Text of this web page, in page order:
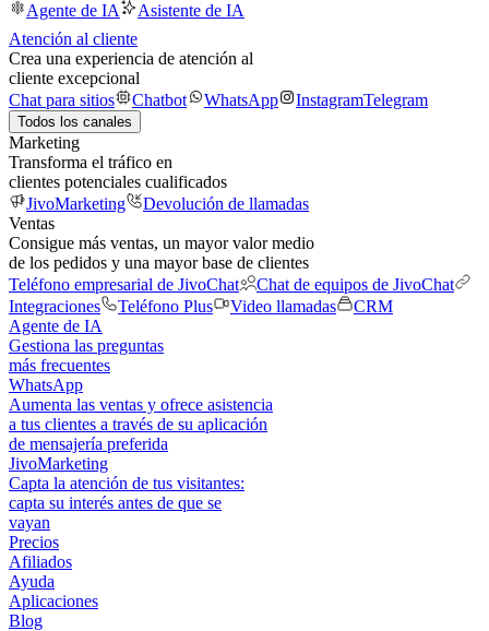
Agente de IA
Asistente de IA
Atención al cliente
Crea una experiencia de atención al
cliente excepcional
Chat para sitios
Chatbot WhatsApp InstagramTelegram
Todos los canales
Marketing
Transforma el tráfico en
clientes potenciales cualificados
JivoMarketing
Devolución de llamadas
Ventas
Consigue más ventas, un mayor valor medio
de los pedidos y una mayor base de clientes
Teléfono empresarial de JivoChat
Chat de equipos de JivoChat
Integraciones
Teléfono Plus Video llamadas
CRM
Agente de IA
Gestiona las preguntas
más frecuentes
WhatsApp
Aumenta las ventas y ofrece asistencia
a tus clientes a través de su aplicación
de mensajería preferida
JivoMarketing
Capta la atención de tus visitantes:
capta su interés antes de que se
vayan
Precios
Afiliados
Ayuda
Aplicaciones
Blog